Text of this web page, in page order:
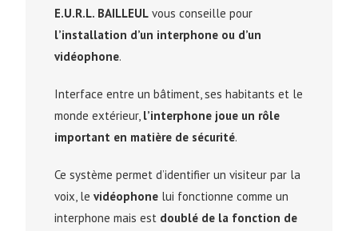
E.U.R.L. BAILLEUL vous conseille pour
l’installation d’un interphone ou d’un
vidéophone.
Interface entre un bâtiment, ses habitants et le
monde extérieur, l’interphone joue un rôle
important en matière de sécurité.
Ce système permet d’identifier un visiteur par la
voix, levidéophone lui fonctionne comme un
interphone mais est doublé de la fonction de